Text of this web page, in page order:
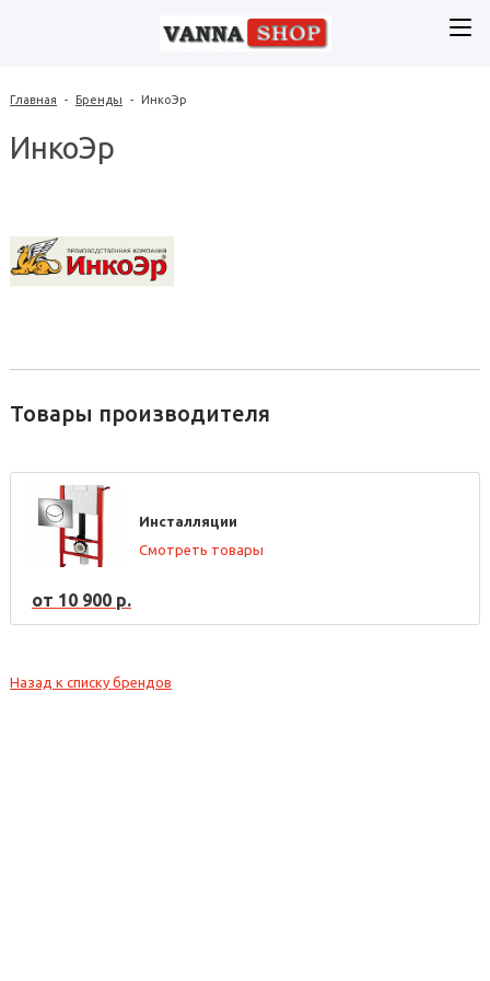
Главная - Бренды - ИнкоЭр
ИнкоЭр
Товары производителя
Инсталляции
Смотреть товары
от 10 900 р.
Назад к списку брендов